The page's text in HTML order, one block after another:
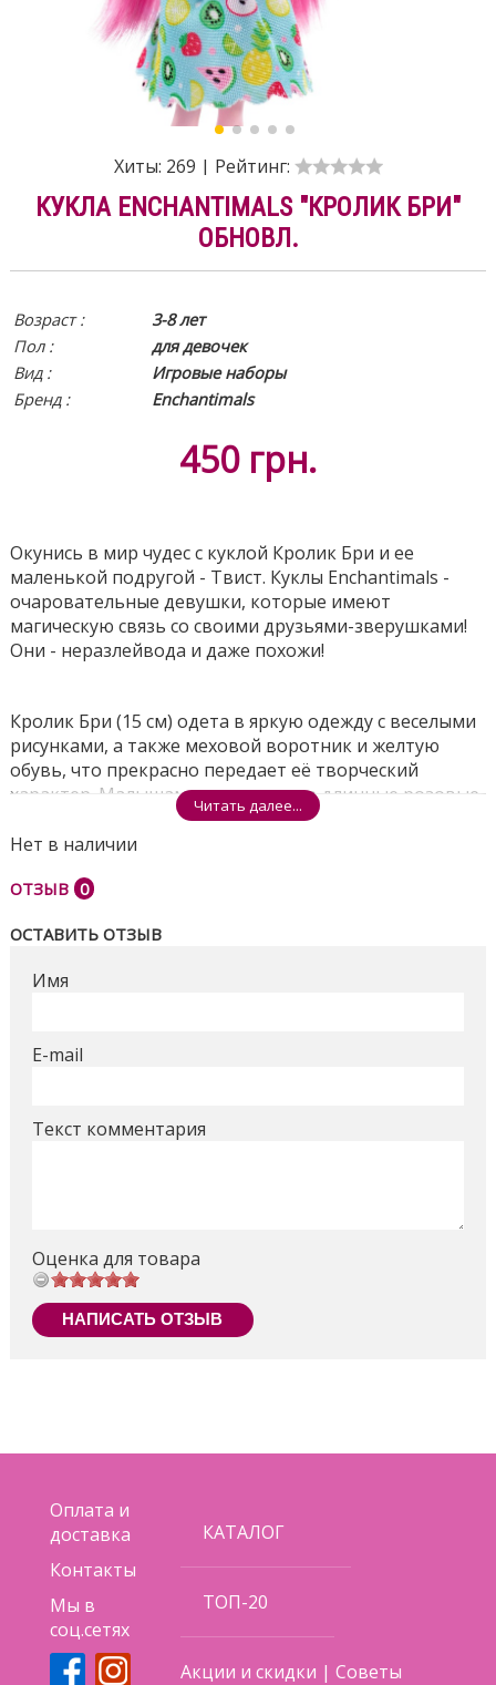
Хиты: 269 | Рейтинг:
КУКЛА ENCHANTIMALS "КРОЛИК БРИ"
ОБНОВЛ.
Возраст :
3-8 лет
Пол :
для девочек
Вид :
Игровые наборы
Бренд :
Enchantimals
450 грн.
Окунись в мир чудес с куклой Кролик Бри и ее
маленькой подругой - Твист. Куклы Enchantimals -
очаровательные девушки, которые имеют
магическую связь со своими друзьями-зверушками!
Они - неразлейвода и даже похожи!
Кролик Бри (15 см) одета в яркую одежду с веселыми
рисунками, а также меховой воротник и желтую
обувь, что прекрасно передает её творческий
характер. Малышам понравятся ее длинные розовые
волосы и очаровательные детали образа: кроличьи
ушки и хвостик, такие же как в ее маленькой
Крольчонок Твист очарует вас своим милым
лапками. Детям понравится играть с этими милыми
волшебный мир Enchantimals. Каждая кукла
Поделиться
Читать далее...
Нет в наличии
ОТЗЫВ 0
ОСТАВИТЬ ОТЗЫВ
Имя
E-mail
Текст комментария
Оценка для товара
НАПИСАТЬ ОТЗЫВ
Оплата и
доставка
Контакты
Мы в
соц.сетях
КАТАЛОГ
ТОП-20
Акции и скидки |Советы